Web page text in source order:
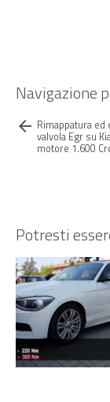
Navigazione
arrow_back Rimappatura ed
valvola Egr su
motore 1.600
Potresti